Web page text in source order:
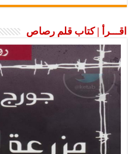
اقـــرأ | كتاب قلم رصاص